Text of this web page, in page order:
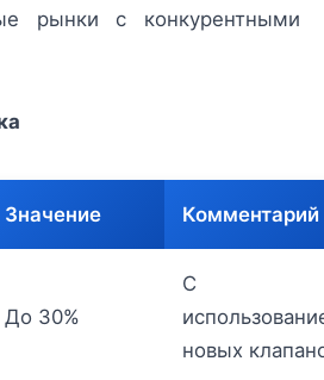
рынки с конкурентными
Значение Комментарий
До 30%
С
новых